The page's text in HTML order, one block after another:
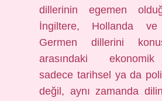
dillerinin egemen
İngiltere, Hollanda
Germen dillerini
arasındaki ekonomik
sadece tarihsel ya da
değil, aynı zamanda